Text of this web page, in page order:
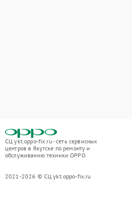
СЦ ykt.oppo-fix.ru - сеть сервисных
центров в Якутске по ремонту и
обслуживанию техники OPPO
2021-2026 © СЦ ykt.oppo-fix.ru